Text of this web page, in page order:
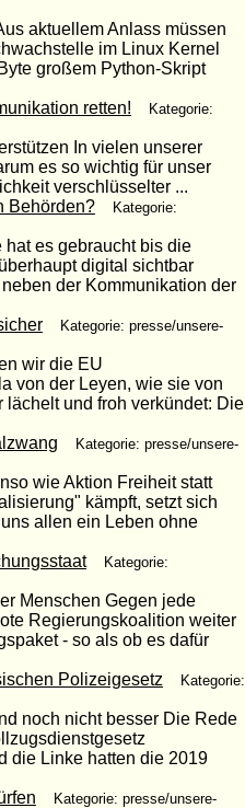
aktuellem Anlass müssen
im Linux Kernel
großem Python-Skript
retten!
Kategorie:
In vielen unserer
es so wichtig für unser
verschlüsselter ...
Behörden?
Kategorie:
es gebraucht bis die
digital sichtbar
der Kommunikation der
Kategorie: presse/unsere-
wir die EU
von der Leyen, wie sie von
und froh verkündet: Die
Kategorie: presse/unsere-
wie Aktion Freiheit statt
kämpft, setzt sich
allen ein Leben ohne
Kategorie:
Menschen Gegen jede
Regierungskoalition weiter
- so als ob es dafür
Polizeigesetz
Kategorie:
noch nicht besser Die Rede
die Linke hatten die 2019
Kategorie: presse/unsere-